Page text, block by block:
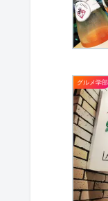
グルメ学部